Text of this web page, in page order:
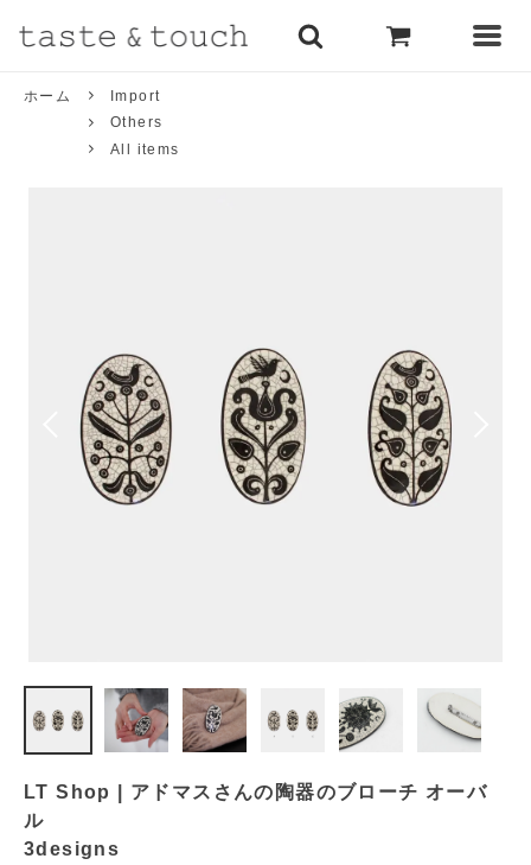
ホーム
Import
Others
All items
LT Shop | アドマスさんの陶器のブローチ オーバ
ル
3designs